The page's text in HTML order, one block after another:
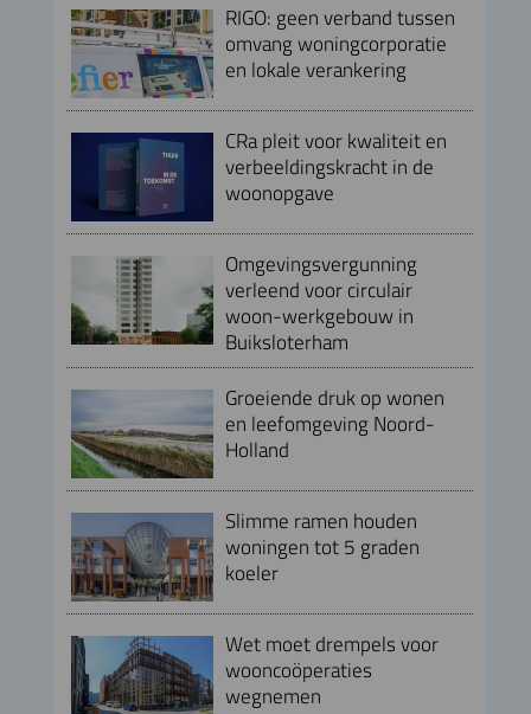
RIGO: geen verband tussen
omvang woningcorporatie
en lokale verankering
CRa pleit voor kwaliteit en
verbeeldingskracht in de
woonopgave
Omgevingsvergunning
verleend voor circulair
woon-werkgebouw in
Buiksloterham
Groeiende druk op wonen
en leefomgeving Noord-
Holland
Slimme ramen houden
woningen tot 5 graden
koeler
Wet moet drempels voor
wooncoöperaties
wegnemen